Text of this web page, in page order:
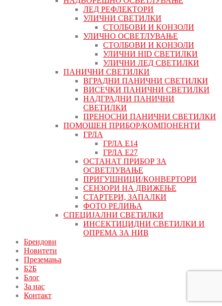
ЛЕД РЕФЛЕКТОРИ
УЛИЧНИ СВЕТИЛКИ
СТОЛБОВИ И КОНЗОЛИ
УЛИЧНО ОСВЕТЛУВАЊЕ
СТОЛБОВИ И КОНЗОЛИ
УЛИЧНИ HID СВЕТИЛКИ
УЛИЧНИ ЛЕД СВЕТИЛКИ
ПАНИЧНИ СВЕТИЛКИ
ВГРАДНИ ПАНИЧНИ СВЕТИЛКИ
ВИСЕЧКИ ПАНИЧНИ СВЕТИЛКИ
НАДГРАДНИ ПАНИЧНИ
СВЕТИЛКИ
ПРЕНОСНИ ПАНИЧНИ СВЕТИЛКИ
ПОМОШЕН ПРИБОР/КОМПОНЕНТИ
ГРЛА
ГРЛА Е14
ГРЛА Е27
ОСТАНАТ ПРИБОР ЗА
ОСВЕТЛУВАЊЕ
ПРИГУШНИЦИ/КОНВЕРТОРИ
СЕНЗОРИ НА ДВИЖЕЊЕ
СТАРТЕРИ, ЗАПАЛКИ
ФОТО РЕЛИЊА
СПЕЦИЈАЛНИ СВЕТИЛКИ
ИНСЕКТИЦИДНИ СВЕТИЛКИ И
ОПРЕМА ЗА НИВ
Брендови
Новитети
Преземања
Б2Б
Блог
За нас
Контакт